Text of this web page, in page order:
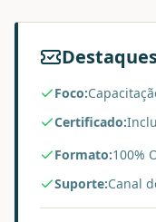
Foco:
Certificado:
Formato:100%
Suporte:Canal